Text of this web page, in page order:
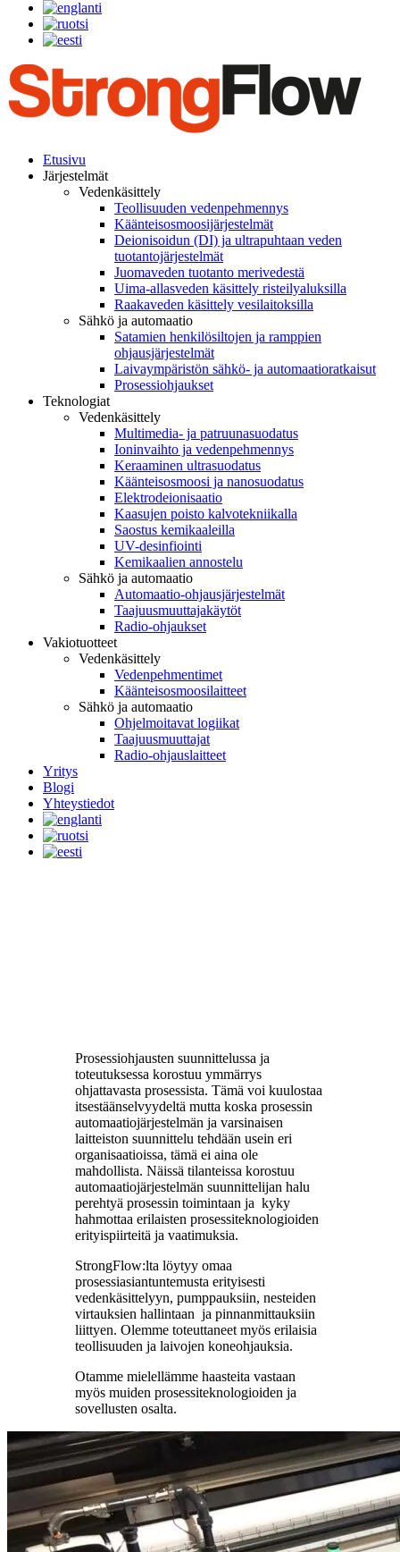
Etusivu
Järjestelmät
Vedenkäsittely
Teollisuuden vedenpehmennys
Käänteisosmoosijärjestelmät
Deionisoidun (DI) ja ultrapuhtaan veden
tuotantojärjestelmät
Juomaveden tuotanto merivedestä
Uima-allasveden käsittely risteilyaluksilla
Raakaveden käsittely vesilaitoksilla
Sähkö ja automaatio
Satamien henkilösiltojen ja ramppien
ohjausjärjestelmät
Laivaympäristön sähkö- ja automaatioratkaisut
Prosessiohjaukset
Teknologiat
Vedenkäsittely
Multimedia- ja patruunasuodatus
Ioninvaihto ja vedenpehmennys
Keraaminen ultrasuodatus
Käänteisosmoosi ja nanosuodatus
Elektrodeionisaatio
Kaasujen poisto kalvotekniikalla
Saostus kemikaaleilla
UV-desinfiointi
Kemikaalien annostelu
Sähkö ja automaatio
Automaatio-ohjausjärjestelmät
Taajuusmuuttajakäytöt
Radio-ohjaukset
Vakiotuotteet
Vedenkäsittely
Vedenpehmentimet
Käänteisosmoosilaitteet
Sähkö ja automaatio
Ohjelmoitavat logiikat
Taajuusmuuttajat
Radio-ohjauslaitteet
Yritys
Blogi
Yhteystiedot
Prosessiohjausten suunnittelussa ja
toteutuksessa korostuu ymmärrys
ohjattavasta prosessista. Tämä voi kuulostaa
itsestäänselvyydeltä mutta koska prosessin
automaatiojärjestelmän ja varsinaisen
laitteiston suunnittelu tehdään usein eri
organisaatioissa, tämä ei aina ole
mahdollista. Näissä tilanteissa korostuu
automaatiojärjestelmän suunnittelijan halu
perehtyä prosessin toimintaan ja kyky
hahmottaa erilaisten prosessiteknologioiden
erityispiirteitä ja vaatimuksia.
StrongFlow:lta löytyy omaa
prosessiasiantuntemusta erityisesti
vedenkäsittelyyn, pumppauksiin, nesteiden
virtauksien hallintaan ja pinnanmittauksiin
liittyen. Olemme toteuttaneet myös erilaisia
teollisuuden ja laivojen koneohjauksia.
Otamme mielellämme haasteita vastaan
myös muiden prosessiteknologioiden ja
sovellusten osalta.